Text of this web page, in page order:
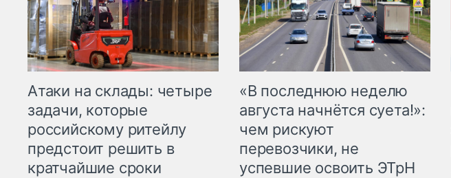
Атаки на склады: четыре
задачи, которые
российскому ритейлу
предстоит решить в
кратчайшие сроки
«В последнюю неделю
августа начнётся суета!»:
чем рискуют
перевозчики, не
успевшие освоить ЭТрН